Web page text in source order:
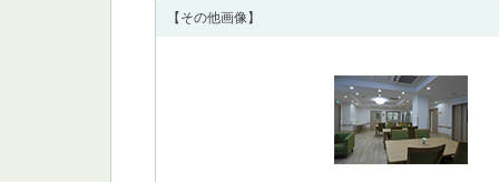
【その他画像】